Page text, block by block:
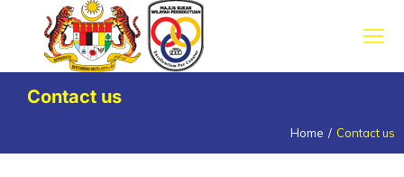
Contact us
Home Contact us